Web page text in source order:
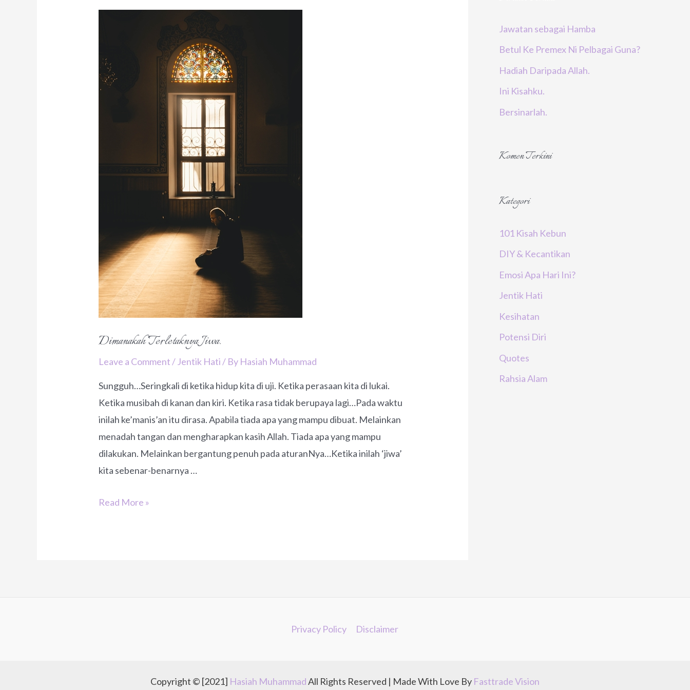
Dimanakah Terletaknya Jiwa.
Leave a Comment/ Jentik Hati/ By Hasiah Muhammad
Sungguh…Seringkali di ketika hidup kita di uji. Ketika perasaan kita di lukai.
Ketika musibah di kanan dan kiri. Ketika rasa tidak berupaya lagi…Pada waktu
inilah ke’manis’an itu dirasa. Apabila tiada apa yang mampu dibuat. Melainkan
menadah tangan dan mengharapkan kasih Allah. Tiada apa yang mampu
dilakukan. Melainkan bergantung penuh pada aturanNya…Ketika inilah ‘jiwa’
kita sebenar-benarnya …
Dimanakah
Read More »
:Jawatan sebagai Hamba
Betul Ke Premex Ni Pelbagai Guna?
Hadiah Daripada Allah.
Ini Kisahku.
Bersinarlah.
Komen Terkini
Kategori
101 Kisah Kebun
DIY & Kecantikan
Emosi Apa Hari Ini?
Jentik Hati
Kesihatan
Potensi Diri
Quotes
Rahsia Alam
Privacy Policy Disclaimer
Copyright © [2021] Hasiah MuhammadAll Rights Reserved | Made With Love By Fasttrade Vision